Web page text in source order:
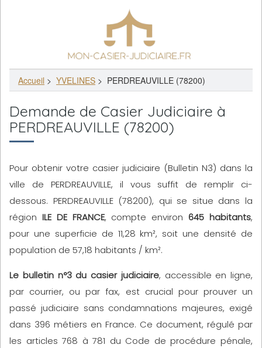
Accueil > YVELINES > PERDREAUVILLE (78200)
Demande de Casier Judiciaire à
PERDREAUVILLE (78200)
Pour obtenir votre casier judiciaire (Bulletin N3) dans la
ville de PERDREAUVILLE, il vous suffit de remplir ci-
dessous. PERDREAUVILLE (78200), qui se situe dans la
région ILE DE FRANCE, compte environ 645 habitants,
pour une superficie de 11,28 km², soit une densité de
population de 57,18 habitants / km².
Le bulletin n°3 du casier judiciaire, accessible en ligne,
par courrier, ou par fax, est crucial pour prouver un
passé judiciaire sans condamnations majeures, exigé
dans 396 métiers en France. Ce document, régulé par
les articles 768 à 781 du Code de procédure pénale,